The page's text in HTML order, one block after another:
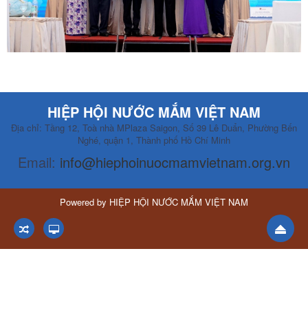
HIỆP HỘI NƯỚC MẮM VIỆT NAM
Địa chỉ: Tầng 12, Toà nhà MPlaza Saigon, Số 39 Lê Duẩn, Phường Bến
Nghé, quận 1, Thành phố Hồ Chí Minh
Email: info@hiephoinuocmamvietnam.org.vn
Powered by HIỆP HỘI NƯỚC MẮM VIỆT NAM